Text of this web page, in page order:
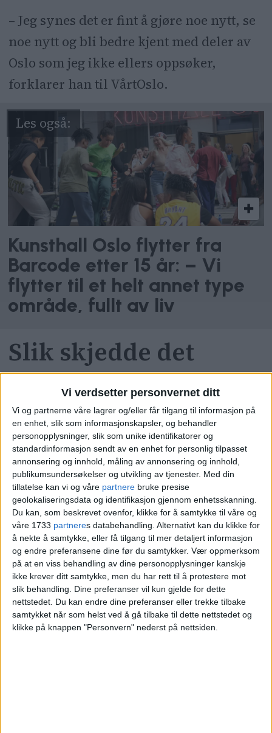
Vi verdsetter personvernet ditt
Vi og partnerne våre lagrer og/eller får tilgang til informasjon på
en enhet, slik som informasjonskapsler, og behandler
personopplysninger, slik som unike identifikatorer og
standardinformasjon sendt av en enhet for personlig tilpasset
annonsering og innhold, måling av annonsering og innhold,
publikumsundersøkelser og utvikling av tjenester. Med din
tillatelse kan vi og våre partnere bruke presise
geolokaliseringsdata og identifikasjon gjennom enhetsskanning.
Du kan, som beskrevet ovenfor, klikke for å samtykke til våre og
våre 1733 partneres databehandling. Alternativt kan du klikke for
å nekte å samtykke, eller få tilgang til mer detaljert informasjon
og endre preferansene dine før du samtykker. Vær oppmerksom
på at en viss behandling av dine personopplysninger kanskje
ikke krever ditt samtykke, men du har rett til å protestere mot
slik behandling. Dine preferanser vil kun gjelde for dette
nettstedet. Du kan endre dine preferanser eller trekke tilbake
samtykket når som helst ved å gå tilbake til dette nettstedet og
klikke på knappen "Personvern" nederst på nettsiden.
– Jeg synes det er fint å gjøre noe nytt, se
noe nytt og bli bedre kjent med deler av
Oslo som jeg ikke ellers oppsøker,
forklarer han til VårtOslo.
Kunsthall Oslo flytter fra
Barcode etter 15 år: – Vi
flytter til et helt annet type
område, fullt av liv
Slik skjedde det
I den første pappapermengjennomførte
Ole KevinStolpejaktenrundt om i Oslo.
Men han trengte selvfølgelig å ta noen
pust i bakken.
– Det ble rett og slett sånn at jeg
kombinerte Stolpejakten med å besøke
alle de selvstendige kaféene jeg kunne,
altså ikke kjeder somEspresso House,
Starbucks, Stockfleths, Kaffebrenneriet
og lignende, samt museer og biblioteker
som lå i nærområdet til hvor jeg gikk på
Stolpejakt, forteller han.